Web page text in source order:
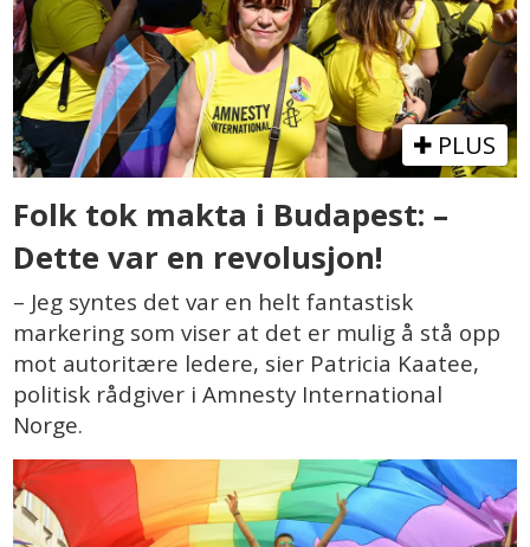
PLUS
Folk tok makta i Budapest: –
Dette var en revolusjon!
– Jeg syntes det var en helt fantastisk
markering som viser at det er mulig å stå opp
mot autoritære ledere, sier Patricia Kaatee,
politisk rådgiver i Amnesty International
Norge.